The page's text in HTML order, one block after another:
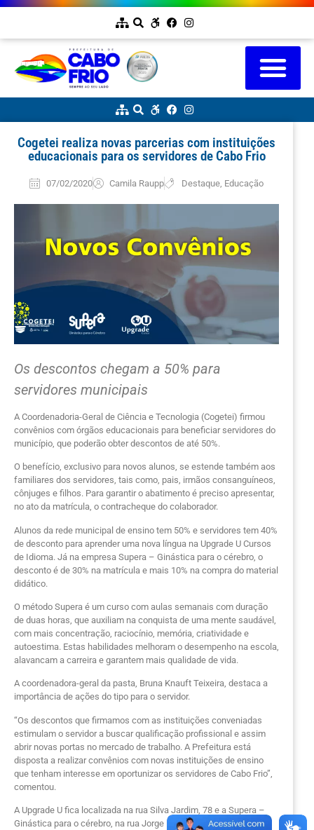
Cogetei realiza novas parcerias com instituições
educacionais para os servidores de Cabo Frio
07/02/2020 Camila Raupp Destaque Educação
Os descontos chegam a 50% para
servidores municipais
A Coordenadoria-Geral de Ciência e Tecnologia (Cogetei) firmou
convênios com órgãos educacionais para beneficiar servidores do
município, que poderão obter descontos de até 50%.
O benefício, exclusivo para novos alunos, se estende também aos
familiares dos servidores, tais como, pais, irmãos consanguíneos,
cônjuges e filhos. Para garantir o abatimento é preciso apresentar,
no ato da matrícula, o contracheque do colaborador.
Alunos da rede municipal de ensino tem 50% e servidores tem 40%
de desconto para aprender uma nova língua na Upgrade U Cursos
de Idioma. Já na empresa Supera – Ginástica para o cérebro, o
desconto é de 30% na matrícula e mais 10% na compra do material
didático.
O método Supera é um curso com aulas semanais com duração
de duas horas, que auxiliam na conquista de uma mente saudável,
com mais concentração, raciocínio, memória, criatividade e
autoestima. Estas habilidades melhoram o desempenho na escola,
alavancam a carreira e garantem mais qualidade de vida.
A coordenadora-geral da pasta, Bruna Knauft Teixeira, destaca a
importância de ações do tipo para o servidor.
“Os descontos que firmamos com as instituições conveniadas
estimulam o servidor a buscar qualificação profissional e assim
abrir novas portas no mercado de trabalho. A Prefeitura está
disposta a realizar convênios com novas instituições de ensino
que tenham interesse em oportunizar os servidores de Cabo Frio”,
comentou.
A Upgrade U fica localizada na rua Silva Jardim, 78 e a Supera –
Ginástica para o cérebro, na rua Jorge Lóssio, 605A, ambas no